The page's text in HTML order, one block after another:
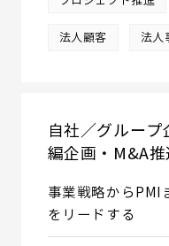
法人顧客 法人
自社／グルー
編企画・M&A推
事業戦略からPMI
をリードする